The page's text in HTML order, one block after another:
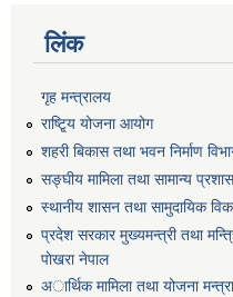
लिंक
गृह मन्त्रालय
राष्टि्ृय योजना आयोग
शहरी बिकास तथा भवन निर्माण
सङ्घीय मामिला तथा सामान्य
स्थानीय शासन तथा सामुदायिक
प्रदेश सरकार मुख्यमन्त्री तथा
पाेखरा नेपाल
अार्थिक मामिला तथा योजना